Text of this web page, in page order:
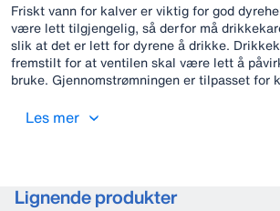
Friskt vann for kalver er viktig for god
være lett tilgjengelig, så derfor må
slik at det er lett for dyrene å drikke.
fremstilt for at ventilen skal være lett å
bruke. Gjennomstrømningen er tilpasset for
emaljert for å få en høy kvalitet på finishen
Les mer
Lignende produkter